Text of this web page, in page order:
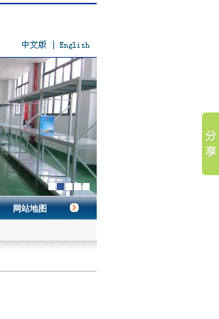
网站地图